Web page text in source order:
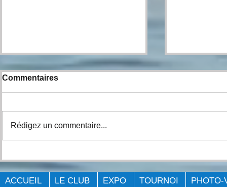
Québec Laval 2023.
GAGNNTS
Commentaires
Rédigez un commentaire...
ACCUEIL LE CLUB EXPO TOURNOI PHOTO-